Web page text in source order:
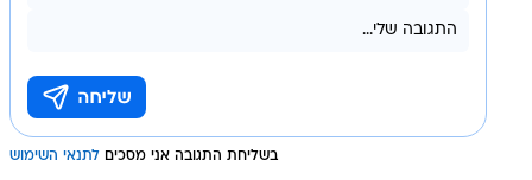
בשליחת התגובה אני מסכים לתנאי השימוש